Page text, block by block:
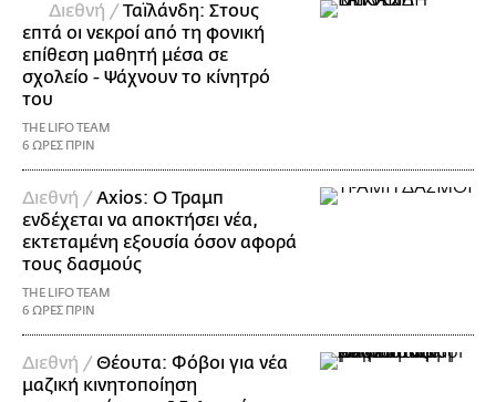
Διεθνή / Ταϊλάνδη: Στους
επτά οι νεκροί από τη φονική
επίθεση μαθητή μέσα σε
σχολείο - Ψάχνουν το κίνητρό
του
THE LIFO TEAM
6 ΩΡΕΣ ΠΡΙΝ
Διεθνή / Axios: Ο Τραμπ
ενδέχεται να αποκτήσει νέα,
εκτεταμένη εξουσία όσον αφορά
τους δασμούς
THE LIFO TEAM
6 ΩΡΕΣ ΠΡΙΝ
Διεθνή / Θέουτα: Φόβοι για νέα
μαζική κινητοποίηση